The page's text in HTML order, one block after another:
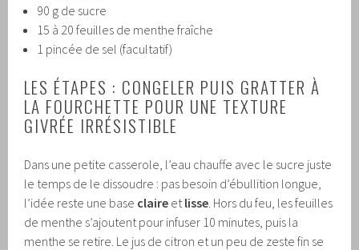
90 g de sucre
15 à 20 feuilles de menthe fraîche
1 pincée de sel (facultatif)
LES ÉTAPES : CONGELER PUIS GRATTER À
LA FOURCHETTE POUR UNE TEXTURE
GIVRÉE IRRÉSISTIBLE
Dans une petite casserole, l’eau chauffe avec le sucre juste
le temps de le dissoudre : pas besoin d’ébullition longue,
l’idée reste une base claire et lisse . Hors du feu, les feuilles
de menthe s’ajoutent pour infuser 10 minutes, puis la
menthe se retire. Le jus de citron et un peu de zeste fin se